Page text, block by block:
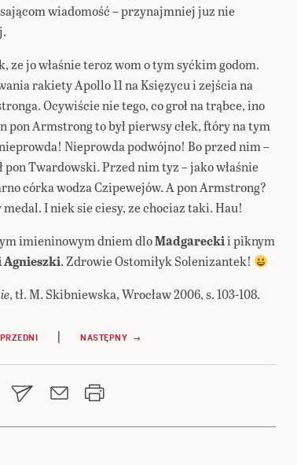
wiadomość – przynajmniej juz nie
ze jo właśnie teroz wom o tym syćkim godom.
rakiety Apollo 11 na Księzycu i zejścia na
Ocywiście nie tego, co groł na trąbce, ino
pon Armstrong to był pierwsy cłek, ftóry na tym
Nieprowda podwójno! Bo przed nim –
pon Twardowski. Przed nim tyz – jako właśnie
córka wodza Czipewejów. A pon Armstrong?
I niek sie ciesy, ze chociaz taki. Hau!
imieninowym dniem dloMadgareckii piknym
Agnieszki. Zdrowie Ostomiłyk Solenizantek!
, tł. M. Skibniewska, Wrocław 2006, s. 103-108.
| NASTĘPNY →